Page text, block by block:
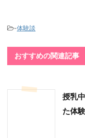
-体験談
おすすめの関連記事
授乳
た体